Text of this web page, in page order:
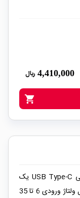
4,410,000 ریال
shopping_cart
ماژول فست شارژ QC4.0 و QC3.0 با خروجی USB Type-C یک
مبدل تغذیه DC به USB است که امکان تبدیل ولتاژ ورودی 6 تا 35